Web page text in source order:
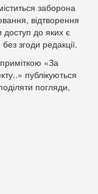
заборона
відтворення
до яких є
згоди редакції.
«За
публікуються
погляди,